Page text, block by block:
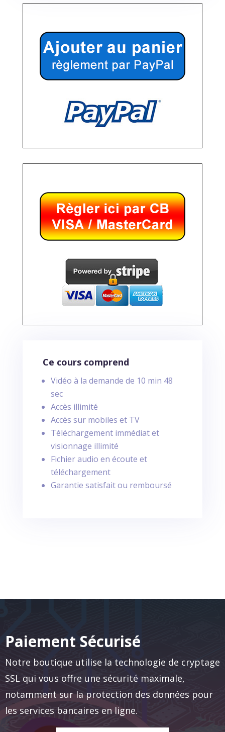
Ce cours comprend
Vidéo à la demande de 10 min 48
sec
Accès illimité
Accès sur mobiles et TV
Téléchargement immédiat et
visionnage illimité
Fichier audio en écoute et
téléchargement
Garantie satisfait ou remboursé
Paiement Sécurisé
Notre boutique utilise la technologie de cryptage
SSL qui vous offre une sécurité maximale,
notamment sur la protection des données pour
les services bancaires en ligne.